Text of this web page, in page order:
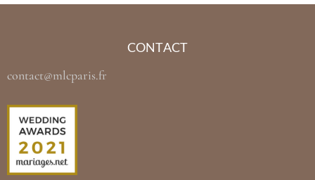
CONTACT
contact@mlcparis.fr